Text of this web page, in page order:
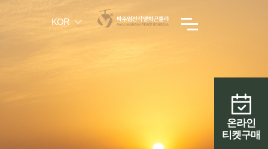
KOR
온라인
티켓구매